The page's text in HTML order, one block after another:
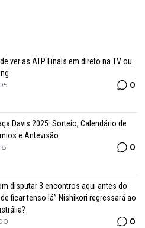
ver as ATP Finals em direto na TV ou
0
Davis 2025: Sorteio, Calendário de
e Antevisão
0
disputar 3 encontros aqui antes do
ficar tenso lá” Nishikori regressará ao
0